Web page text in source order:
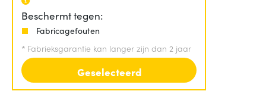
Beschermt tegen:
Fabricagefouten
* Fabrieksgarantie kan langer zijn dan 2 jaar
Geselecteerd